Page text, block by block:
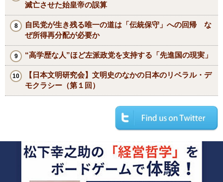
滅亡させた始皇帝の誤算
自民党が生き残る唯一の道は「伝統保守」への回帰 な
ぜ所得再分配が必要か
“高学歴な人”ほど左派政党を支持する「先進国の現実」
【日本文明研究会】文明史のなかの日本のリベラル・デ
モクラシー（第１回）